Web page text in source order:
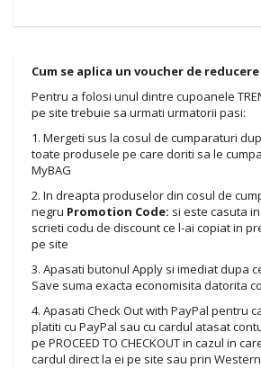
Cum se aplica un voucher de reducere
Pentru a folosi unul dintre cupoanele
pe site trebuie sa urmati urmatorii pasi:
1. Mergeti sus la cosul de cumparaturi
toate produsele pe care doriti sa le
MyBAG
2. In dreapta produselor din cosul de
negru Promotion Code: si este casuta
scrieti codu de discount ce l-ai copiat in
pe site
3. Apasati butonul Apply si imediat dupa
Save suma exacta economisita datorita
4. Apasati Check Out with PayPal pentru
platiti cu PayPal sau cu cardul atasat
pe PROCEED TO CHECKOUT in cazul in
cardul direct la ei pe site sau prin